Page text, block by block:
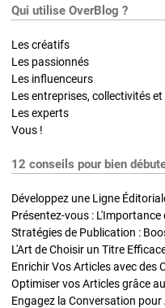
Qui utilise OverBlog ?
Les créatifs
Les passionnés
Les influenceurs
Les entreprises, collectivités
Les experts
Vous !
12 conseils pour bien
Développez une Ligne
Présentez-vous :
L'Art de Choisir un Titre
Optimiser vos Articles grâce
Engagez la Conversation